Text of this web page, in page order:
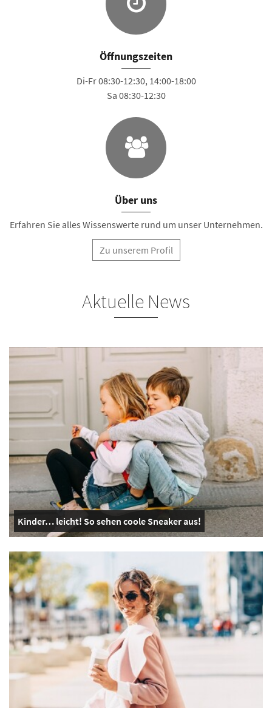
Öffnungszeiten
Di-Fr 08:30-12:30, 14:00-18:00
Sa 08:30-12:30
Über uns
Erfahren Sie alles Wissenswerte rund um unser Unternehmen.
Zu unserem Profil
Aktuelle News
Kinder… leicht! So sehen coole Sneaker aus!